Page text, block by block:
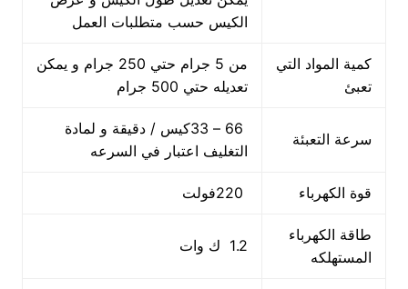
الكيس حسب متطلبات العمل
كمية المواد التي
تعبئ
من 5 جرام حتي 250 جرام و يمكن
تعديله حتي 500 جرام
سرعة التعبئة
66 – 33كيس / دقيقة و لمادة
التغليف اعتبار في السرعه
قوة الكهرباء
طاقة الكهرباء
المستهلكه
1.2 ك وات